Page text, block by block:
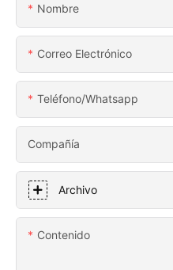
Nombre
Correo Electrónico
Teléfono/whatsapp
Compañía
Archivo
Contenido